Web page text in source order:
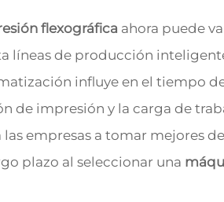
flexográfica ahora puede
líneas de producción
influye en el tiempo
de impresión y la carga de
empresas a tomar mejores
plazo al seleccionar una